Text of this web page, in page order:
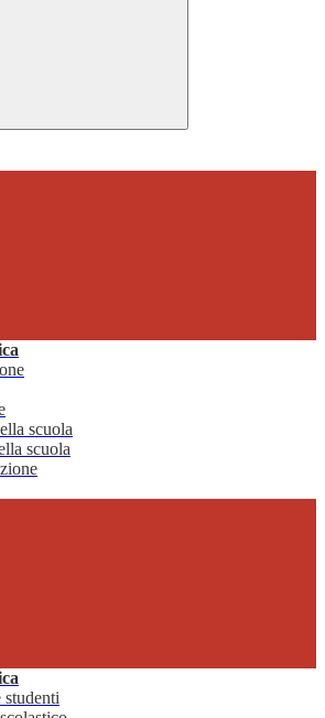
scuola
scuola
studenti